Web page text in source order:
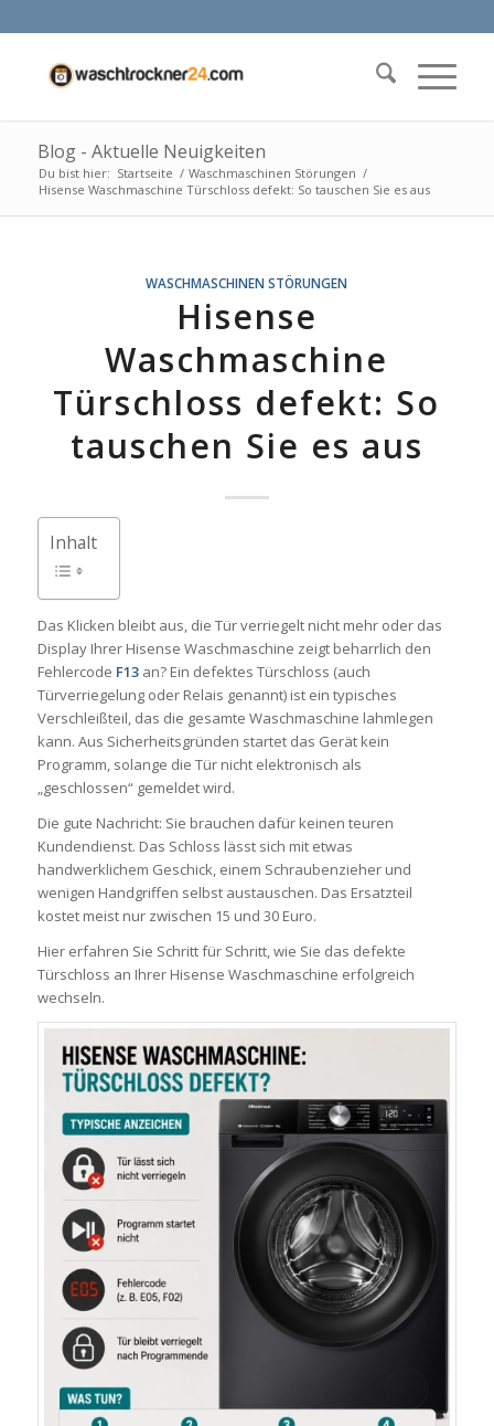
Blog - Aktuelle Neuigkeiten
Du bist hier: Startseite / Waschmaschinen Störungen /
Hisense Waschmaschine Türschloss defekt: So tauschen Sie es aus
WASCHMASCHINEN STÖRUNGEN
Hisense
Waschmaschine
Türschloss defekt: So
tauschen Sie es aus
Inhalt
Das Klicken bleibt aus, die Tür verriegelt nicht mehr oder das
Display Ihrer Hisense Waschmaschine zeigt beharrlich den
Fehlercode F13an? Ein defektes Türschloss (auch
Türverriegelung oder Relais genannt) ist ein typisches
Verschleißteil, das die gesamte Waschmaschine lahmlegen
kann. Aus Sicherheitsgründen startet das Gerät kein
Programm, solange die Tür nicht elektronisch als
„geschlossen“ gemeldet wird.
Die gute Nachricht: Sie brauchen dafür keinen teuren
Kundendienst. Das Schloss lässt sich mit etwas
handwerklichem Geschick, einem Schraubenzieher und
wenigen Handgriffen selbst austauschen. Das Ersatzteil
kostet meist nur zwischen 15 und 30 Euro.
Hier erfahren Sie Schritt für Schritt, wie Sie das defekte
Türschloss an Ihrer Hisense Waschmaschine erfolgreich
wechseln.